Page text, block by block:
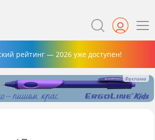
рейтинг — 2026 уже доступен!